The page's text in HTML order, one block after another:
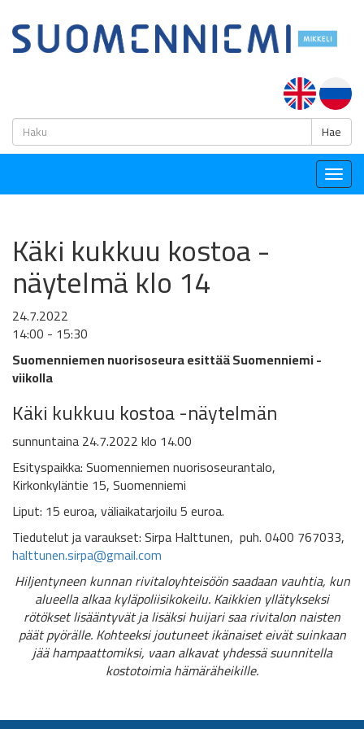
Hae
Käki kukkuu kostoa -
näytelmä klo 14
24.7.2022
14:00 - 15:30
Suomenniemen nuorisoseura esittää Suomenniemi -
viikolla
Käki kukkuu kostoa -näytelmän
sunnuntaina 24.7.2022 klo 14.00
Esityspaikka: Suomenniemen nuorisoseurantalo,
Kirkonkyläntie 15, Suomenniemi
Liput: 15 euroa, väliaikatarjoilu 5 euroa.
Tiedutelut ja varaukset: Sirpa Halttunen, puh. 0400 767033,
halttunen.sirpa@gmail.com
Hiljentyneen kunnan rivitaloyhteisöön saadaan vauhtia, kun
alueella alkaa kyläpoliisikokeilu. Kaikkien yllätykseksi
rötökset lisääntyvät ja lisäksi huijari saa rivitalon naisten
päät pyörälle. Kohteeksi joutuneet ikänaiset eivät suinkaan
jää hampaattomiksi, vaan alkavat yhdessä suunnitella
kostotoimia hämäräheikille.